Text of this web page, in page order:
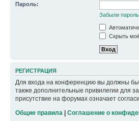
Пароль:
Забыли
Скрыть
РЕГИСТРАЦИЯ
Для входа на конференцию вы должны
также дополнительные привилегии для
присутствие на форумах означает
Общие правила
Соглашение о